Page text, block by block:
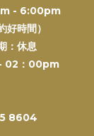
- 6:00pm
好時間）
：休息
02：00pm
8604